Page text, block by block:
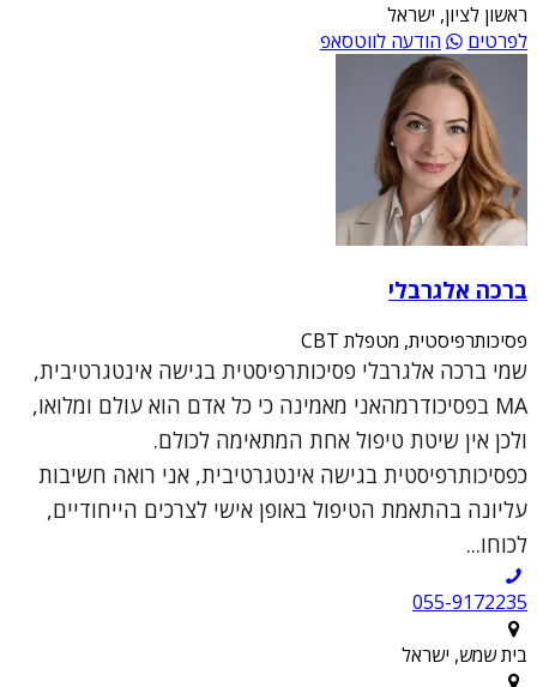
ראשון לציון, ישראל
לפרטים
הודעה לווטסאפ
ברכה אלגרבלי
פסיכותרפיסטית, מטפלת CBT
שמי ברכה אלגרבלי פסיכותרפיסטית בגישה אינטגרטיבית,
MA בפסיכודרמהאני מאמינה כי כל אדם הוא עולם ומלואו,
ולכן אין שיטת טיפול אחת המתאימה לכולם.
כפסיכותרפיסטית בגישה אינטגרטיבית, אני רואה חשיבות
עליונה בהתאמת הטיפול באופן אישי לצרכים הייחודיים,
לכוחו...
055-9172235
בית שמש, ישראל